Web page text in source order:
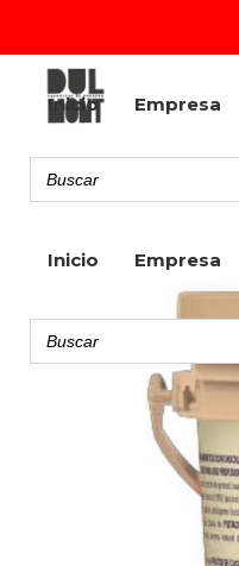
Inicio Empresa
Inicio Empresa